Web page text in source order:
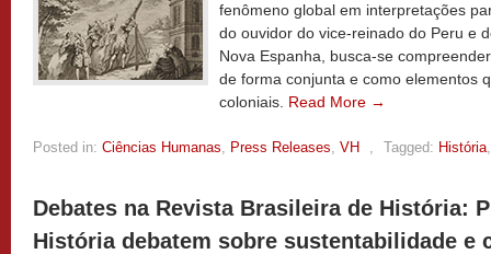
fenômeno global em interpretações
do ouvidor do vice-reinado do Peru e
Nova Espanha, busca-se
de forma conjunta e como elementos
coloniais. Read More →
Posted in: Ciências Humanas, Press Releases, VH , Tagged: História
Debates na Revista Brasileira de História:
História debatem sobre sustentabilidade e